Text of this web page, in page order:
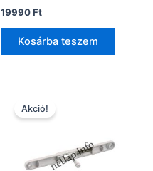
19990Ft
Kosárba teszem
Akció!